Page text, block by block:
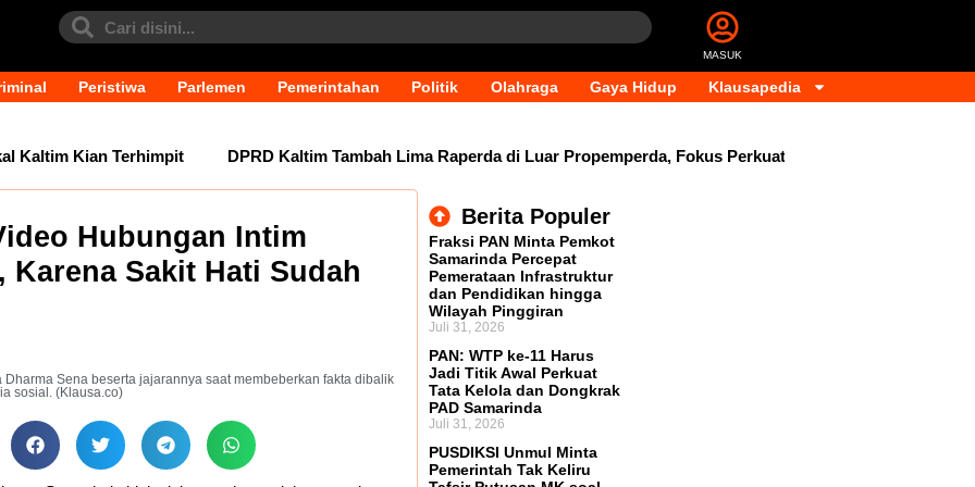
MASUK
Peristiwa Parlemen Pemerintahan Politik Olahraga Gaya Hidup Klausapedia
Kian Terhimpit DPRD Kaltim Tambah Lima Raperda di Luar Propemperda, Fokus Perkuat PAD dan Penyesuaian
Hubungan Intim
Karena Sakit Hati Sudah
Sena beserta jajarannya saat membeberkan fakta dibalik
sosial. (Klausa.co)
Berita Populer
Fraksi PAN Minta Pemkot
Samarinda Percepat
Pemerataan Infrastruktur
dan Pendidikan hingga
Wilayah Pinggiran
Juli 31, 2026
PAN: WTP ke-11 Harus
Jadi Titik Awal Perkuat
Tata Kelola dan Dongkrak
PAD Samarinda
Juli 31, 2026
PUSDIKSI Unmul Minta
Pemerintah Tak Keliru